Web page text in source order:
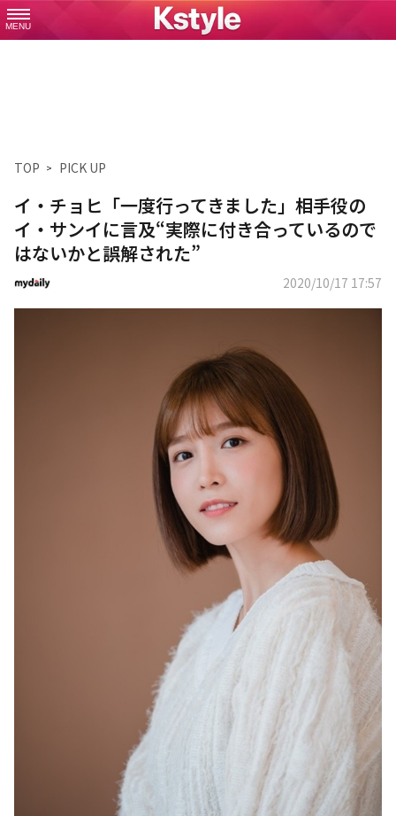
MENU
TOP PICK UP
イ・チョヒ「一度行ってきました」相手役の
イ・サンイに言及“実際に付き合っているので
はないかと誤解された”
2020/10/17 17:57